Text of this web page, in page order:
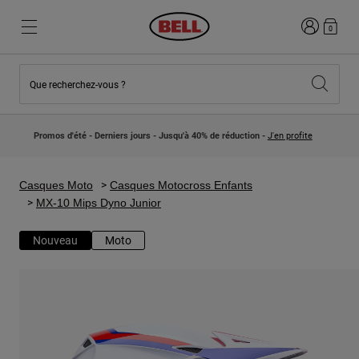
Nouveautés
Casques Motocross Enfant
Lifestyle
Nouveautés
Lifestyle
Explorez Bike
Route et Gravel
Connexion
0
Que recherchez-vous ?
Promos d'été - Derniers jours - Jusqu'à 40% de réduction - J'en profite
Casques Moto
Casques Motocross Enfants
MX-10 Mips Dyno Junior
Nouveau Moto